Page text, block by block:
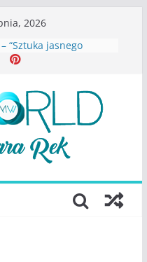
2026
“Sztuka jasnego
Sekrety seksbiznesu”
– Zanim
– “Wysoko
depresja”
– “Bezwzględni. O
portalu